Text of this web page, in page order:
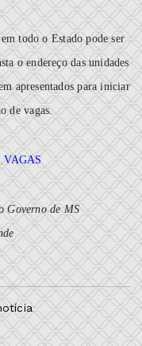
todo o Estado pode ser
o endereço das unidades
apresentados para iniciar
de vagas.
VAGAS
Governo de MS